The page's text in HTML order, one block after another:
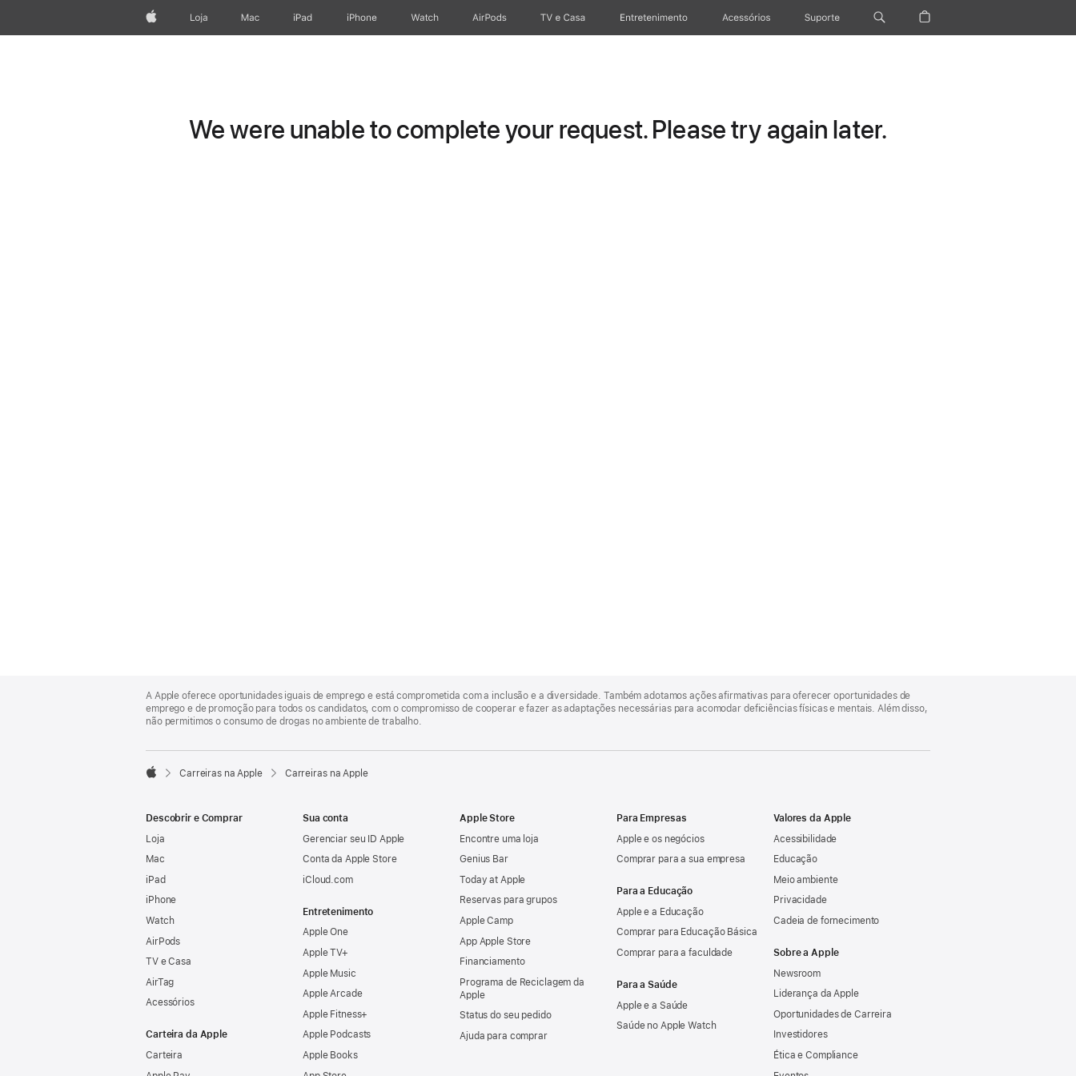
AppleLoja Mac iPad iPhone Apple Watch AirPods TV e Casa Entretenimento Acessórios Suporte
We were unable to complete your request. Please try again later.
Footer
A Apple oferece oportunidades iguais de emprego e está comprometida com a inclusão e a diversidade. Também adotamos ações afirmativas para oferecer oportunidades de
emprego e de promoção para todos os candidatos, com o compromisso de cooperar e fazer as adaptações necessárias para acomodar deficiências físicas e mentais. Além disso,
não permitimos o consumo de drogas no ambiente de trabalho.

Carreiras na Apple Carreiras na Apple
Descobrir e Comprar
Loja
Mac
iPad
iPhone
Watch
AirPods
TV e Casa
AirTag
Acessórios
Carteira da Apple
Carteira
Sua conta
Gerenciar seu ID Apple
Conta da Apple Store
iCloud.com
Entretenimento
Apple One
Apple TV+
Apple Music
Apple Arcade
Apple Fitness+
Apple Podcasts
Apple Books
Apple Store
Encontre uma loja
Genius Bar
Today at Apple
Reservas para grupos
Apple Camp
App Apple Store
Financiamento
Programa de Reciclagem da
Apple
Status do seu pedido
Ajuda para comprar
Para Empresas
Apple e os negócios
Comprar para a sua empresa
Para a Educação
Apple e a Educação
Comprar para Educação Básica
Comprar para a faculdade
Para a Saúde
Apple e a Saúde
Saúde no Apple Watch
Valores da Apple
Acessibilidade
Educação
Meio ambiente
Privacidade
Cadeia de fornecimento
Sobre a Apple
Newsroom
Liderança da Apple
Oportunidades de Carreira
Investidores
Ética e Compliance